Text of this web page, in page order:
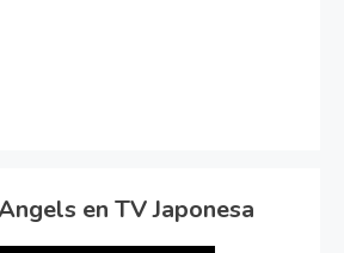
en TV Japonesa